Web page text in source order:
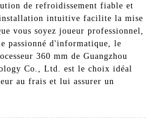
de refroidissement fiable et
intuitive facilite la mise
vous soyez joueur professionnel,
passionné d'informatique, le
360 mm de Guangzhou
Co., Ltd. est le choix idéal
au frais et lui assurer un